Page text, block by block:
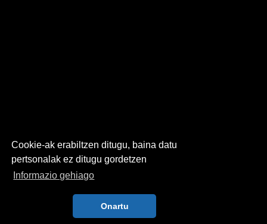
Cookie-ak erabiltzen ditugu, baina datu
pertsonalak ez ditugu gordetzen
Informazio gehiago
Onartu